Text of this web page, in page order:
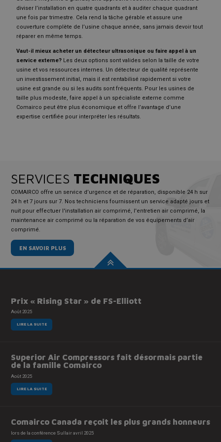
diviser l’installation en quatre quadrants et à auditer chaque quadrant
une fois par trimestre. Cela rend la tâche gérable et assure une
couverture complète de l’usine chaque année, sans jamais devoir tout
réparer en même temps.
Vaut-il mieux acheter un détecteur ultrasonique ou faire appel à un
service externe? Les deux options sont valides selon la taille de votre
usine et vos ressources internes. Un détecteur de qualité représente
un investissement initial, mais il est rentabilisé rapidement si votre
usine est grande ou si les audits sont fréquents. Pour les usines de
taille plus modeste, faire appel à un spécialiste externe comme
Comairco peut être plus économique et offre l’avantage d’une
expertise certifiée pour interpréter les résultats.
SERVICES TECHNIQUES
COMAIRCO offre un service d’urgence et de réparation, disponible 24 h sur
24 h et 7 jours sur 7. Nos techniciens fournissent un service adapté jours et
nuit pour effectuer l'installation air comprimé, l'entretien air comprimé, la
maintenance air comprimé ou la réparation de vos équipements d’air
comprimé.
EN SAVOIR PLUS
Prix « Rising Star » de FS-Elliott
Août 2025
LIRE LA SUITE
Superior Air Compressors fait désormais partie
de la famille Comairco
Août 2025
LIRE LA SUITE
Comairco Canada reçoit les plus grands honneurs
lors de la conférence Sullair avril 2025